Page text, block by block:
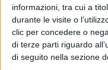
informazioni, tra cui a
durante le visite o
clic per concedere o
di terze parti riguardo
di seguito nella sezione
daLa
Tag: